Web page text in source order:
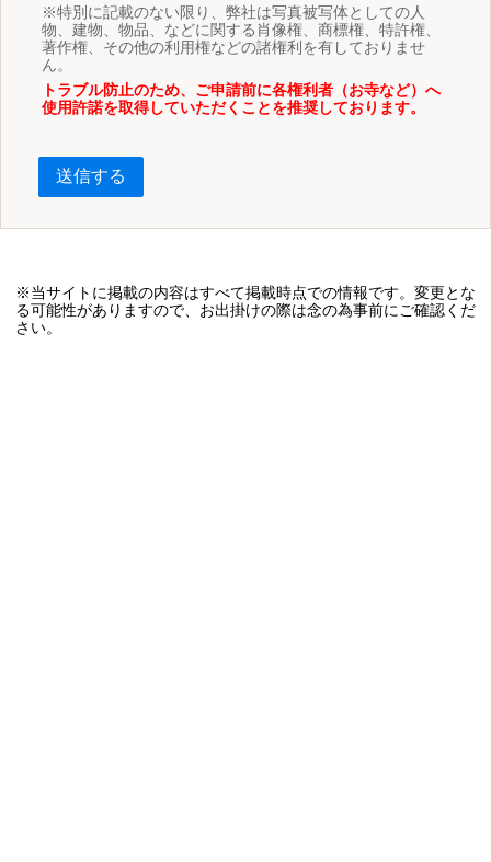
※特別に記載のない限り、弊社は写真被写体としての人
物、建物、物品、などに関する肖像権、商標権、特許権、
著作権、その他の利用権などの諸権利を有しておりませ
ん。
トラブル防止のため、ご申請前に各権利者（お寺など）へ
使用許諾を取得していただくことを推奨しております。
送信する
※当サイトに掲載の内容はすべて掲載時点での情報です。変更とな
る可能性がありますので、お出掛けの際は念の為事前にご確認くだ
さい。